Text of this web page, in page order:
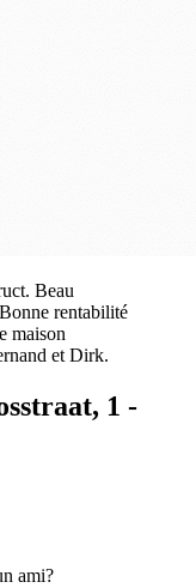
Beau
rentabilité
maison
et Dirk.
1 -
ami?